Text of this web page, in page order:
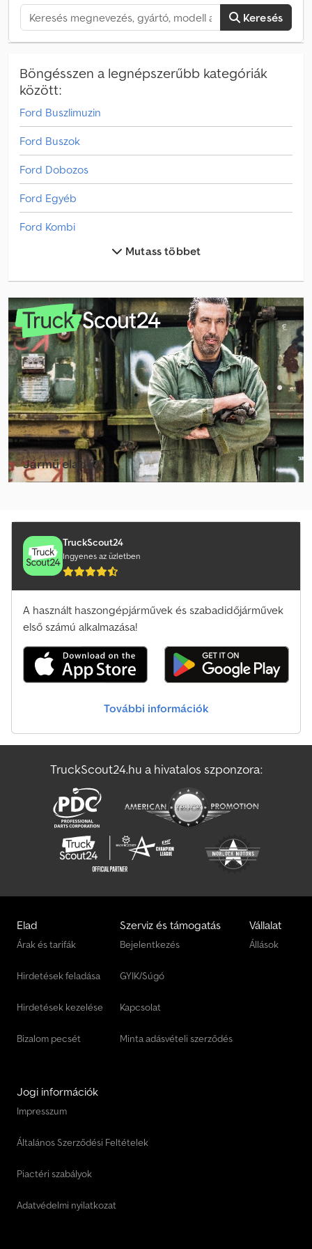
nem tartalmazza az átírási költséget, ugyanakkor a
finanszírozáshoz való csatlakozás nem kötelező. Kapcsolat: Alessio
Lorenzi – 3351474514 – Mail: alessio. Crsdpfx Aeynhmysqisf [Kód:
Keresés
Böngésszen a legnépszerűbb kategóriák
között:
Ford Buszlimuzin
Ford Buszok
Ford Dobozos
Ford Egyéb
Ford Kombi
Ford Tourneo Buszok
Ford Tourneo Connect Transporter
Ford Tourneo Custom
Ford Tourneo Custom Transporter
Ford Tourneo Transporter
Ford Transit
Ford Transit Bus
Ford Transit Bus Transporter
Ford Transit Cassone
Ford Transit Courier Transporter
Ford Transit Custom Transporter
Ford Transit Ft Transporter
Ford Transit Kombi Buszok
Ford Transit Nugget
Ford Transit Transporter
Ford Transporter
Mutass többet
Jármű eladó?
TruckScout24
Ingyenes az üzletben
A használt haszongépjárművek és szabadidőjárművek
első számú alkalmazása!
További információk
TruckScout24.hu a hivatalos szponzora:
Elad
Árak és tarifák
Hirdetések feladása
Hirdetések kezelése
Bizalom pecsét
Szerviz és támogatás
Bejelentkezés
GYIK/Súgó
Kapcsolat
Minta adásvételi szerződés
Vállalat
Állások
Jogi információk
Impresszum
Általános Szerződési Feltételek
Piactéri szabályok
Adatvédelmi nyilatkozat